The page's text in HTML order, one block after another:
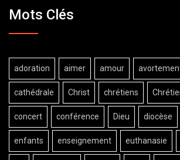
Mots Clés
adoration aimer amour
cathédrale Christ chrétiens
concert conférence Dieu diocèse
enfants enseignement euthanasie